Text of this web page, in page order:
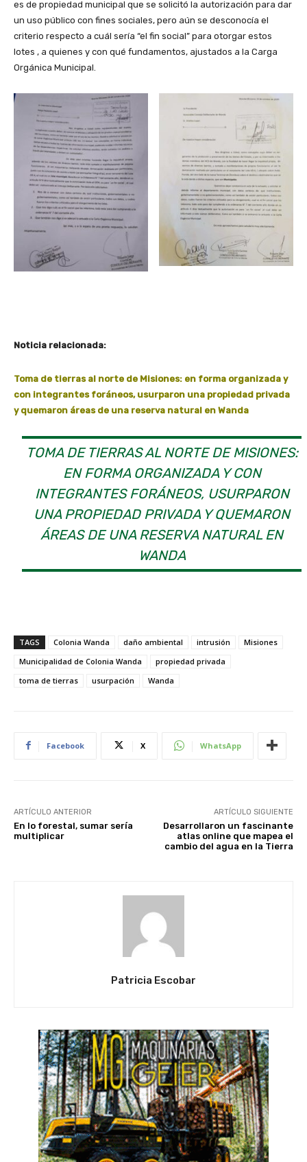
es de propiedad municipal que se solicitó la autorización para dar
un uso público con fines sociales, pero aún se desconocía el
criterio respecto a cuál sería “el fin social” para otorgar estos
lotes , a quienes y con qué fundamentos, ajustados a la Carga
Orgánica Municipal.
Noticia relacionada:
Toma de tierras al norte de Misiones: en forma organizada y
con integrantes foráneos, usurparon una propiedad privada
y quemaron áreas de una reserva natural en Wanda
TOMA DE TIERRAS AL NORTE DE MISIONES:
EN FORMA ORGANIZADA Y CON
INTEGRANTES FORÁNEOS, USURPARON
UNA PROPIEDAD PRIVADA Y QUEMARON
ÁREAS DE UNA RESERVA NATURAL EN
WANDA
TAGS Colonia Wanda daño ambiental intrusión
Misiones
Municipalidad de Colonia Wanda
propiedad privada
toma de tierras
usurpación Wanda
Facebook X WhatsApp
ARTÍCULO ANTERIOR
En lo forestal, sumar sería
multiplicar
ARTÍCULO SIGUIENTE
Desarrollaron un fascinante
atlas online que mapea el
cambio del agua en la Tierra
Patricia Escobar